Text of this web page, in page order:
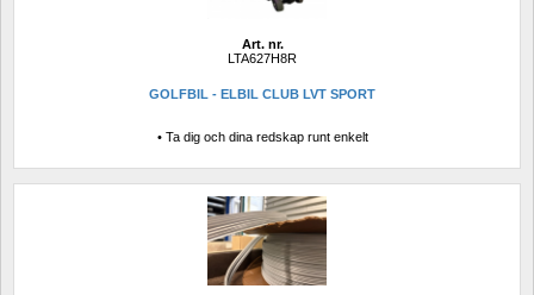
Art. nr.
LTA627H8R
GOLFBIL - ELBIL CLUB LVT SPORT
• Ta dig och dina redskap runt enkelt